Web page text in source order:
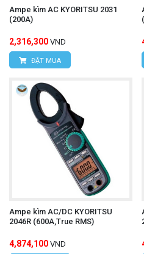
Ampe kìm AC KYORITSU 2031
(200A)
2,316,300 VND
ĐẶT MUA
Ampe kìm AC/DC KYORITSU
2046R (600A,True RMS)
4,874,100 VND